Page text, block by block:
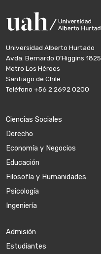
Universidad Alberto Hurtado
Avda. Bernardo O’Higgins 1825
Metro Los Héroes
Santiago de Chile
Teléfono +56 2 2692 0200
Ciencias Sociales
Derecho
Economía y Negocios
Educación
Filosofía y Humanidades
Psicología
Ingeniería
Admisión
Estudiantes